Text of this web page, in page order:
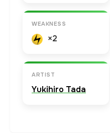
WEAKNESS
×2
ARTIST
Yukihiro Tada